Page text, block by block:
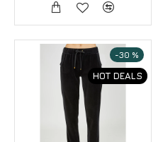
HOT DEALS
-30 %